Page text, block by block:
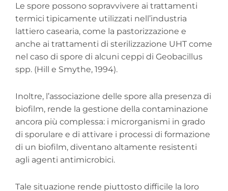
Le spore possono sopravvivere ai trattamenti
termici tipicamente utilizzati nell’industria
lattiero casearia, come la pastorizzazione e
anche ai trattamenti di sterilizzazione UHT come
nel caso di spore di alcuni ceppi di Geobacillus
spp. (Hill e Smythe, 1994).
Inoltre, l’associazione delle spore alla presenza di
biofilm, rende la gestione della contaminazione
ancora più complessa: i microrganismi in grado
di sporulare e di attivare i processi di formazione
di un biofilm, diventano altamente resistenti
agli agenti antimicrobici.
Tale situazione rende piuttosto difficile la loro